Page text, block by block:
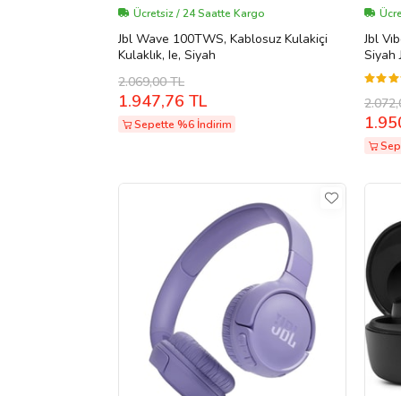
Ücretsiz / 24 Saatte Kargo
Jbl Wave 100TWS, Kablosuz Kulakiçi
Kulaklık, Ie, Siyah
2.069,00 TL
1.947,76 TL
Sepette %6 İndirim
Jbl
Siyah